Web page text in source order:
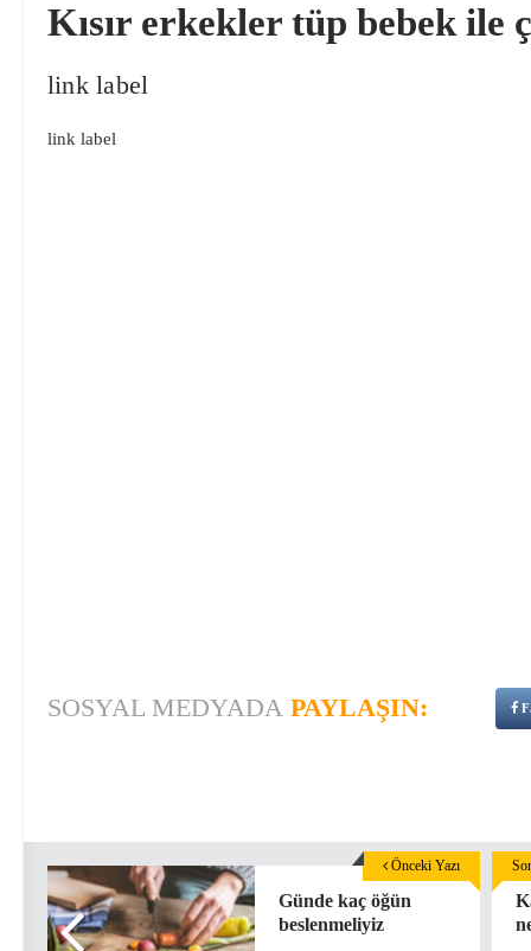
Kısır erkekler tüp bebek
link label
link label
SOSYAL MEDYADA PAYLAŞIN:
Günde kaç öğün
beslenmeliyiz
Önceki Yazı